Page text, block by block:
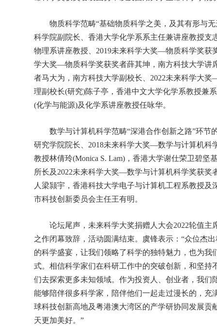
物质科学范畴“基础物质科学之美，及其有形与无
科学院副院长、香港大学化学系系主任兼讲座教授
物理系讲座教授、2019未来科学大奖—物质科学奖获
学大奖—物质科学奖获奖者薛其坤，南方科技大学讲
者马大为，南方科技大学副校长、2022未来科学大
理副校长(研究)陈子亭，香港中文大学化学系教授兼
(化学与能源)及化学系讲座教授任咏华。
数学与计算机科学范畴“深港合作创新之路”环节
研究学院院长、2018未来科学大奖—数学与计算机科
教授林倩玲(Monica S. Lam)，香港大学谢仕荣卫碧
所长及2022未来科学大奖—数学与计算机科学奖获奖
人梁颕宇，香港科技大学电子与计算机工程系教授
市科技创新委员会主任王有明。
论坛尾声，未来科学大奖捐赠人大会2022轮值主
之作闭幕致辞，活动圆满结束。虞锋表示：“众位杰
的科学盛宴，让我们领略了科学的独特魅力，也为
式。相信科学家们在科研工作中的突破创新，和坚
们去探索更多未知领域。作为投资人、创业者，我
能够陪伴很多科学家，陪伴他们一起走过漫长的，
球科技创新高地及粤港澳大湾区的产学研协同发展
天更加美好。”